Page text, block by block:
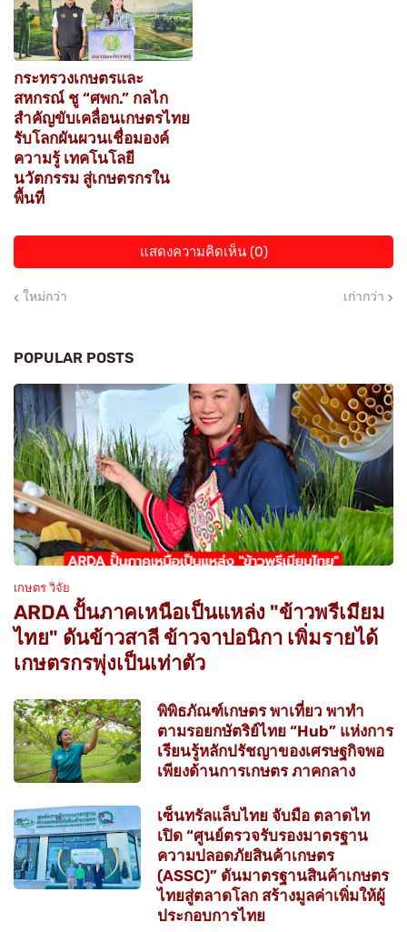
กระทรวงเกษตรและ
สหกรณ์ ชู “ศพก.” กลไก
สำคัญขับเคลื่อนเกษตรไทย
รับโลกผันผวนเชื่อมองค์
ความรู้ เทคโนโลยี
นวัตกรรม สู่เกษตรกรใน
พื้นที่
แสดงความคิดเห็น (0)
ใหม่กว่า เก่ากว่า
POPULAR POSTS
เกษตร วิจัย
ARDA ปั้นภาคเหนือเป็นแหล่ง "ข้าวพรีเมียม
ไทย" ดันข้าวสาลี ข้าวจาปอนิกา เพิ่มรายได้
เกษตรกรพุ่งเป็นเท่าตัว
พิพิธภัณฑ์เกษตร พาเที่ยว พาทำ
ตามรอยกษัตริย์ไทย “Hub” แห่งการ
เรียนรู้หลักปรัชญาของเศรษฐกิจพอ
เพียงด้านการเกษตร ภาคกลาง
เซ็นทรัลแล็บไทย จับมือ ตลาดไท
เปิด “ศูนย์ตรวจรับรองมาตรฐาน
ความปลอดภัยสินค้าเกษตร
(ASSC)” ดันมาตรฐานสินค้าเกษตร
ไทยสู่ตลาดโลก สร้างมูลค่าเพิ่มให้ผู้
ประกอบการไทย